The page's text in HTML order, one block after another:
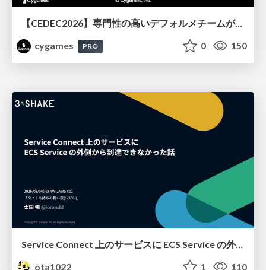
【CEDEC2026】専門性の高いデフォルメチームが挑んだ人材育成戦略 〜Cygames Academiaの企画から実施まで〜
cygames
PRO 0 150
Service Connect 上のサービスに ECS Service の外側から到達できなかった話
ota1022
1 110